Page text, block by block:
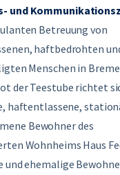
und
Betreuung von
haftbedrohten
Menschen in
der Teestube richtet
haftentlassene,
Bewohner des
Wohnheims Haus
und ehemalige